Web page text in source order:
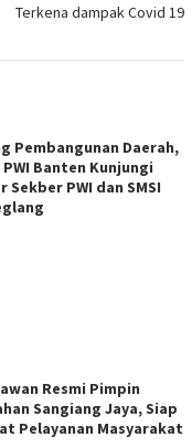
Terkena dampak Covid 19
Pembangunan Daerah,
Banten Kunjungi
Sekber PWI dan SMSI
Resmi Pimpin
Sangiang Jaya, Siap
Pelayanan Masyarakat